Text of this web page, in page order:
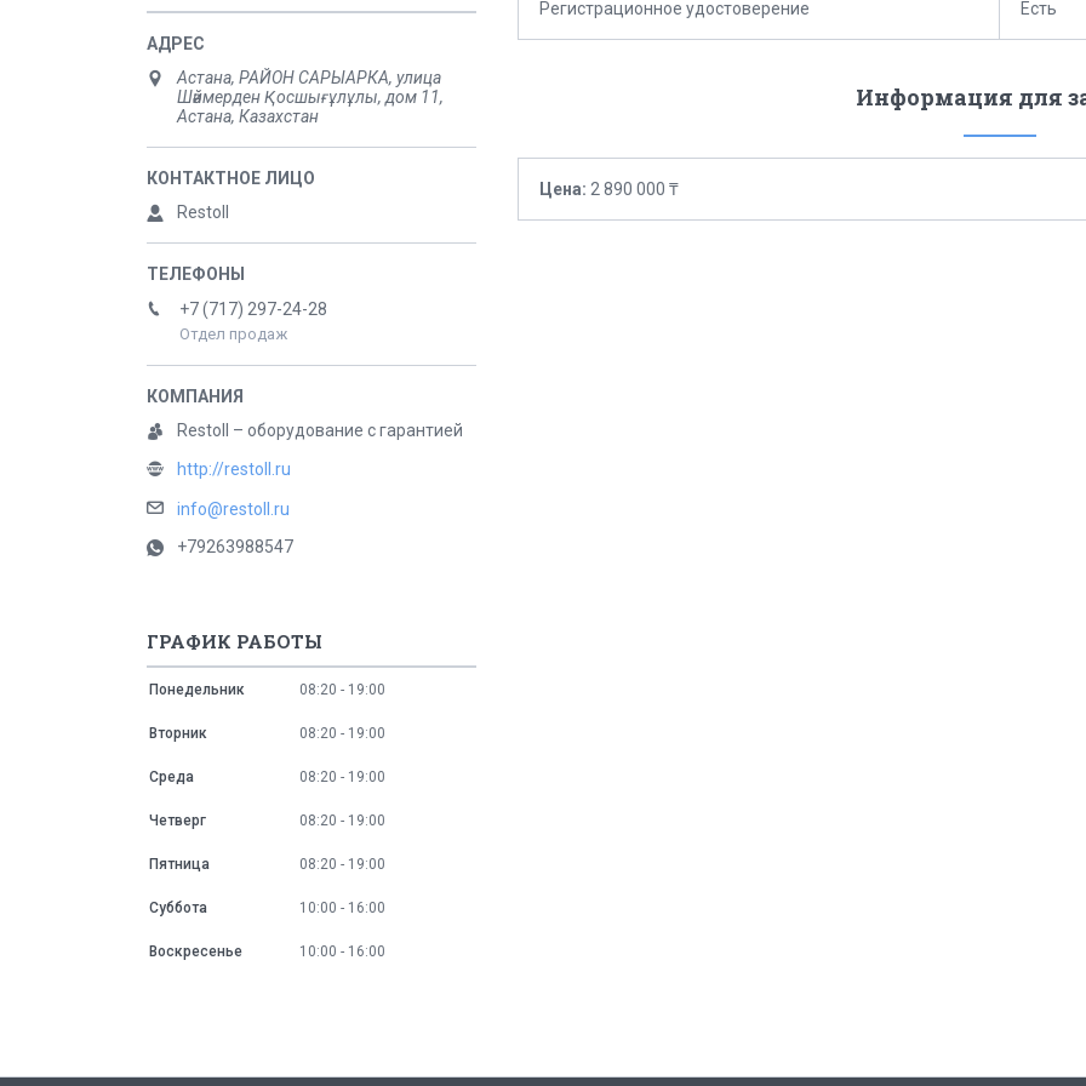
Регистрационное удостоверение Есть
Информация для
Цена: 2 890 000 ₸
Астана, РАЙОН САРЫАРКА, улица
Шәймерден Қосшығұлұлы, дом 11,
Астана, Казахстан
Restoll
+7 (717) 297-24-28
Отдел продаж
Restoll – оборудование с гарантией
http://restoll.ru
info@restoll.ru
+79263988547
ГРАФИК РАБОТЫ
Понедельник 08:20 19:00
Вторник 08:20 19:00
Среда 08:20 19:00
Четверг 08:20 19:00
Пятница 08:20 19:00
Суббота 10:00 16:00
Воскресенье 10:00 16:00